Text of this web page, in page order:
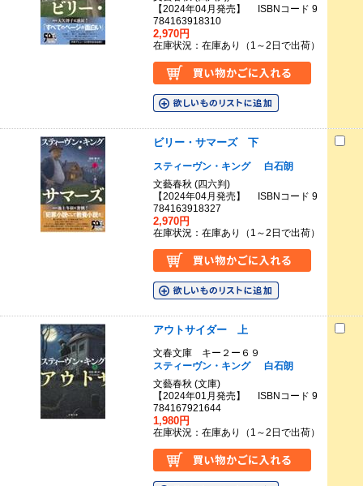
【2024年04月発売】 ISBNコード 9
784163918310
2,970円
在庫状況：在庫あり（1～2日で出荷）
ビリー・サマーズ 下
スティーヴン・キング
白石朗
文藝春秋 (四六判)
【2024年04月発売】 ISBNコード 9
784163918327
2,970円
在庫状況：在庫あり（1～2日で出荷）
アウトサイダー 上
文春文庫 キー２ー６９
スティーヴン・キング
白石朗
文藝春秋 (文庫)
【2024年01月発売】 ISBNコード 9
784167921644
1,980円
在庫状況：在庫あり（1～2日で出荷）